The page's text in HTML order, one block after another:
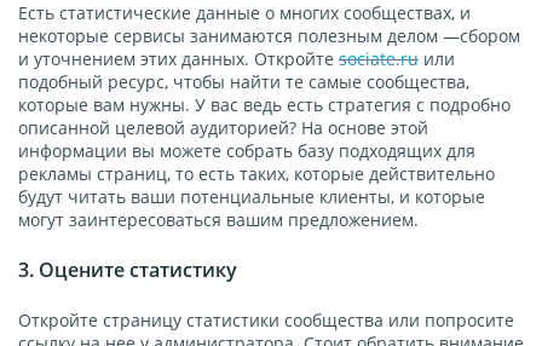
Есть статистические данные о многих сообществах, и
некоторые сервисы занимаются полезным делом —сбором
и уточнением этих данных. Откройте sociate.ru или
подобный ресурс, чтобы найти те самые сообщества,
которые вам нужны. У вас ведь есть стратегия с подробно
описанной целевой аудиторией? На основе этой
информации вы можете собрать базу подходящих для
рекламы страниц, то есть таких, которые действительно
будут читать ваши потенциальные клиенты, и которые
могут заинтересоваться вашим предложением.
3. Оцените статистику
Откройте страницу статистики сообщества или попросите